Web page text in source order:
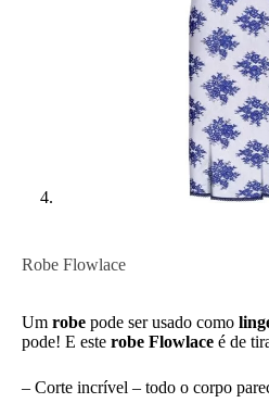
Robe Flowlace
Um robe pode ser usado como
pode! E este robe Flowlace é de
– Corte incrível – todo o corpo